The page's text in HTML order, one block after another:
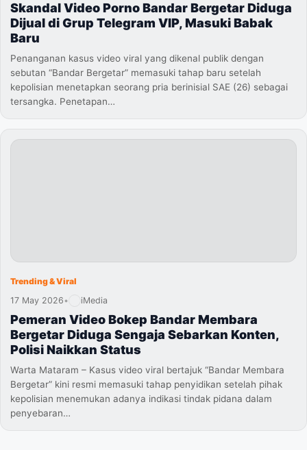
Skandal Video Porno Bandar Bergetar Diduga
Dijual di Grup Telegram VIP, Masuki Babak
Baru
Penanganan kasus video viral yang dikenal publik dengan
sebutan “Bandar Bergetar” memasuki tahap baru setelah
kepolisian menetapkan seorang pria berinisial SAE (26) sebagai
tersangka. Penetapan…
Trending & Viral
17 May 2026• iMedia
Pemeran Video Bokep Bandar Membara
Bergetar Diduga Sengaja Sebarkan Konten,
Polisi Naikkan Status
Warta Mataram – Kasus video viral bertajuk “Bandar Membara
Bergetar” kini resmi memasuki tahap penyidikan setelah pihak
kepolisian menemukan adanya indikasi tindak pidana dalam
penyebaran…